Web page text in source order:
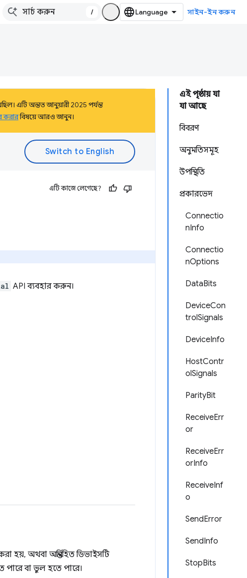
/ সাইন-ইন করুন
এই পৃষ্ঠায় যা
যা আছে
বিবরণ
অনুমতিসমূহ
উপস্থিতি
প্রকারভেদ
Connectio
nInfo
Connectio
nOptions
DataBits
DeviceCon
trolSignals
DeviceInfo
HostContr
olSignals
ParityBit
ReceiveErr
or
ReceiveErr
orInfo
ReceiveInf
o
SendError
SendInfo
StopBits
এটি অন্তত জানুয়ারী 2025 পর্যন্ত
করারবিষয়ে আরও জানুন।
এটি কাজে লেগেছে?
API ব্যবহার করুন।
হয়, অথবা অন্তর্নিহিত ডিভাইসটি
পারে বা ভুল হতে পারে।